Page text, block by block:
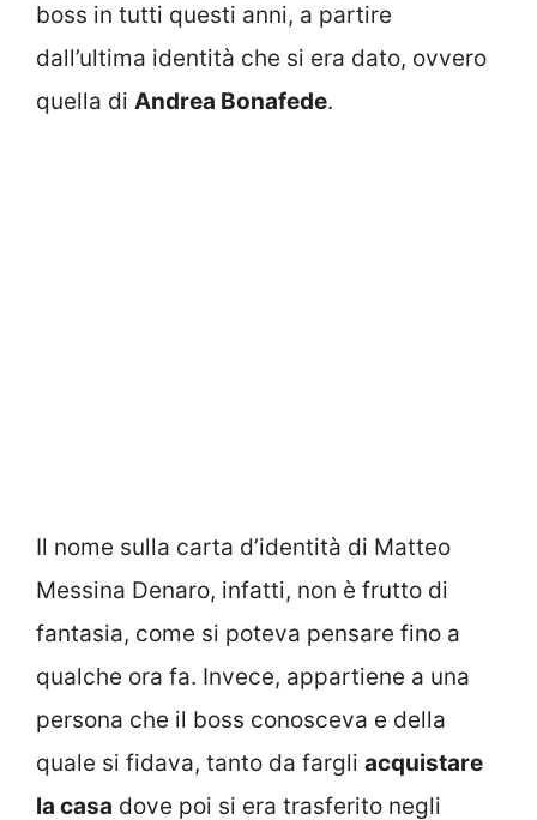
boss in tutti questi anni, a partire
dall’ultima identità che si era dato, ovvero
quella di Andrea Bonafede.
Il nome sulla carta d’identità di Matteo
Messina Denaro, infatti, non è frutto di
fantasia, come si poteva pensare fino a
qualche ora fa. Invece, appartiene a una
persona che il boss conosceva e della
quale si fidava, tanto da fargli acquistare
la casa dove poi si era trasferito negli